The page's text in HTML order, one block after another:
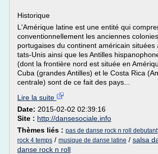
Historique
L'Amérique latine est une entité qui
conventionnellement les anciennes
portugaises du continent américain
tats-Unis ainsi que les Antilles
(dont la frontière nord est située en
Cuba (grandes Antilles) et le Costa Rica
centrale) sont de ce fait des pays...
Lire la suite
Date: 2015-02-02 02:39:16
Site : http://dansesociale.info
Thèmes liés : pas de danse rock n roll debutant
rock 4 temps / musique de danse latine / salsa
danse rock n roll